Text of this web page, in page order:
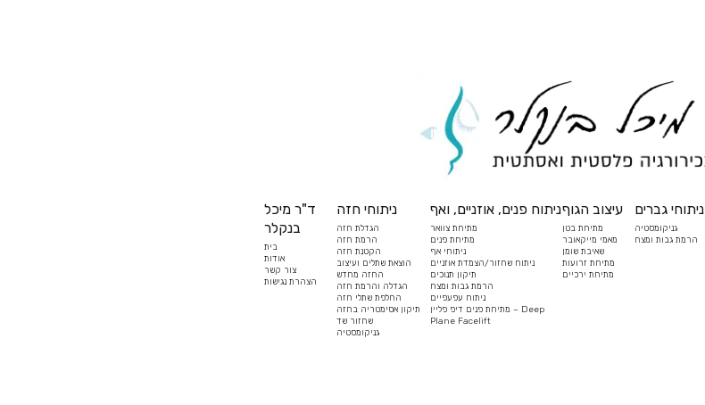
ד"ר מיכל
בנקלר
בית
אודות
צור קשר
הצהרת נגישות
ניתוחי חזה
הגדלת חזה
הרמת חזה
הקטנת חזה
הוצאת שתלים ועיצוב
החזה מחדש
הגדלה והרמת חזה
החלפת שתלי חזה
תיקון אסימטריה בחזה
שחזור שד
גניקומסטיה
ניתוח פנים, אוזניים, ואף
מתיחת צוואר
מתיחת פנים
ניתוחי אף
ניתוח שחזור/הצמדת אוזניים
תיקון תנוכים
הרמת גבות ומצח
ניתוח עפעפיים
מתיחת פנים דיפ פליין – Deep
Plane Facelift
עיצוב הגוף
מתיחת בטן
מאמי מייקאובר
שאיבת שומן
מתיחת זרועות
מתיחת ירכיים
ניתוחי גברים
גניקומסטיה
הרמת גבות ומצח